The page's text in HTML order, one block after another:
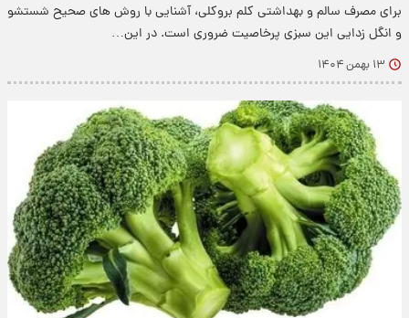
برای مصرف سالم و بهداشتی کلم بروکلی، آشنایی با روش های صحیح شستشو
و انگل زدایی این سبزی پرخاصیت ضروری است. در این…
۱۳ بهمن ۱۴۰۴